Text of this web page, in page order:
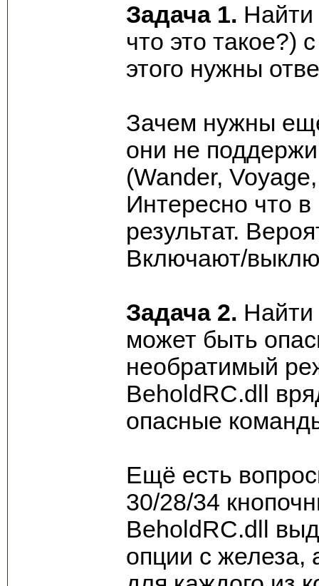
Задача 1. Найти
что это такое?)
этого нужны
Зачем нужны
они не
(Wander,
Интересно что
результат.
Включают/
Задача 2. Найти
может быть
необратимый
BeholdRC.dll
опасные
Ещё есть
30/28/34
BeholdRC.dll
опции с железа,